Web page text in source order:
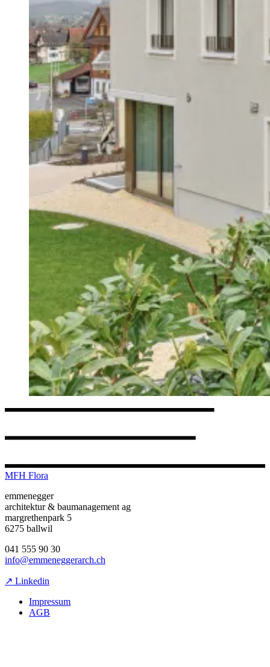
MFH Flora
emmenegger
architektur & baumanagement ag
margrethenpark 5
6275 ballwil
041 555 90 30
info@emmeneggerarch.ch
↗ Linkedin
Impressum
AGB